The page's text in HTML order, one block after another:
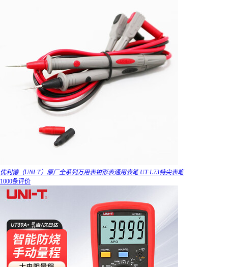
优利德（UNI-T）原厂全系列万用表钳形表通用表笔 UT-L73特尖表笔
1000条评价